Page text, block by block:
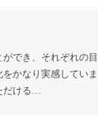
でき、それぞれの
かなり実感してい
だける…